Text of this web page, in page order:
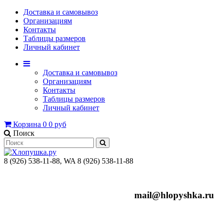
Доставка и самовывоз
Организациям
Контакты
Таблицы размеров
Личный кабинет
Доставка и самовывоз
Организациям
Контакты
Таблицы размеров
Личный кабинет
Корзина 0 0 руб
Поиск
8 (926) 538-11-88, WA 8 (926) 538-11-88
mail@hlopyshka.ru